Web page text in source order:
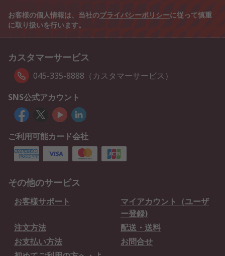
お客様の個人情報は、当社のプライバシーポリシーに従って慎重
に取り扱いを行います。
カスタマーサービス
045-335-8888（カスタマーサービス）
SNS公式アカウント
ご利用可能カード会社
その他のサービス
お客様サポート
マイアカウント（ユーザ
ー登録)
注文方法
配送・送料
お支払い方法
お問合せ